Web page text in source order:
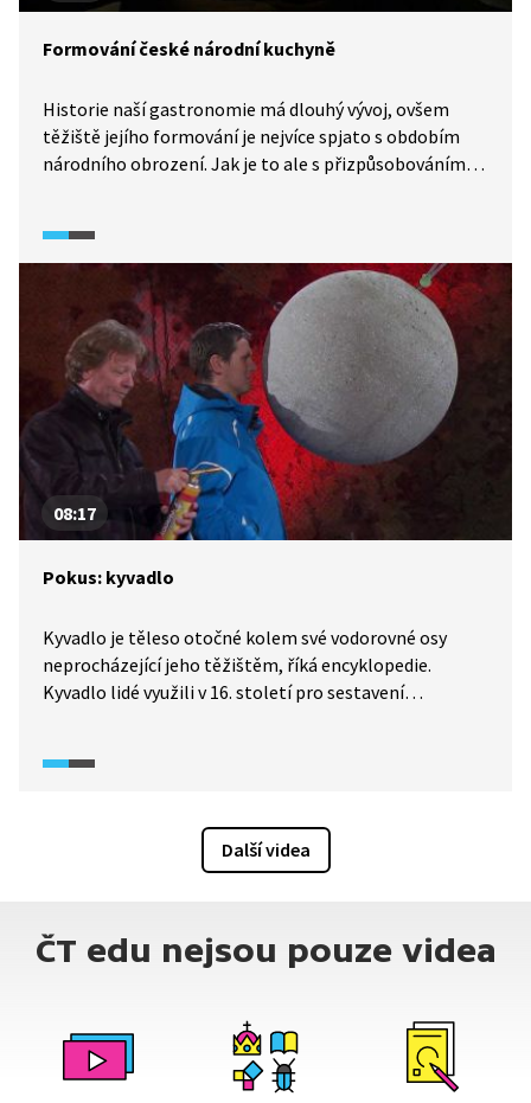
Formování české národní kuchyně
Historie naší gastronomie má dlouhý vývoj, ovšem
těžiště jejího formování je nejvíce spjato s obdobím
národního obrození. Jak je to ale s přizpůsobováním
české gastronomie více zjistíme v pořadu Historie.cs.
08:17
Pokus: kyvadlo
Kyvadlo je těleso otočné kolem své vodorovné osy
neprocházející jeho těžištěm, říká encyklopedie.
Kyvadlo lidé využili v 16. století pro sestavení
do stejné vzdálenosti, ze které bylo vypuštěno.
vyzkouší na vlastní kůži s betonovou koulí, která váží
Další videa
ČT edu nejsou pouze videa